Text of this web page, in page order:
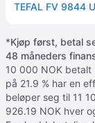
*Kjøp først, betal
48 måneders
10 000 NOK betalt
på 21.9 % har en
beløper seg til 11
926.19 NOK hver